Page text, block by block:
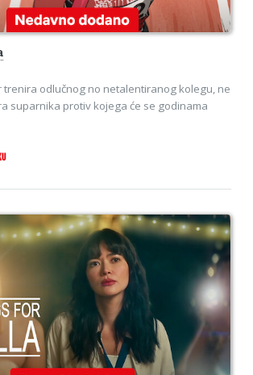
trenira odlučnog no netalentiranog kolegu, ne
suparnika protiv kojega će se godinama